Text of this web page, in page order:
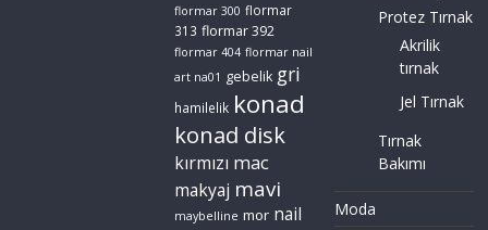
flormar 300 flormar
313 flormar 392
flormar 404 flormar nail
art na01 gebelik gri
hamilelik konad
konad disk
kırmızı mac
makyaj mavi
maybelline mor nail
Protez Tırnak
Akrilik
tırnak
Jel Tırnak
Tırnak
Bakımı
Moda